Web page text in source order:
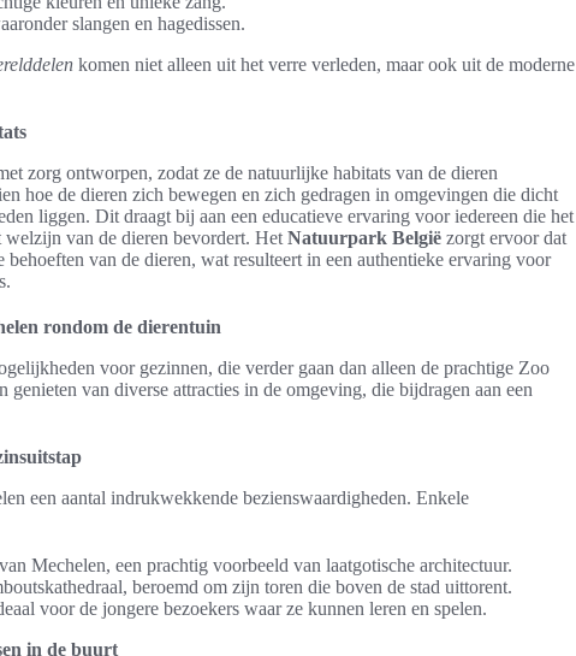
slangen en hagedissen.
komen niet alleen uit het verre verleden, maar ook uit de moderne
zorg ontworpen, zodat ze de natuurlijke habitats van de dieren
hoe de dieren zich bewegen en zich gedragen in omgevingen die dicht
liggen. Dit draagt bij aan een educatieve ervaring voor iedereen die het
van de dieren bevordert. Het Natuurpark België zorgt ervoor dat
van de dieren, wat resulteert in een authentieke ervaring voor
rondom de dierentuin
voor gezinnen, die verder gaan dan alleen de prachtige Zoo
genieten van diverse attracties in de omgeving, die bijdragen aan een
een aantal indrukwekkende bezienswaardigheden. Enkele
Mechelen, een prachtig voorbeeld van laatgotische architectuur.
beroemd om zijn toren die boven de stad uittorent.
voor de jongere bezoekers waar ze kunnen leren en spelen.
in de buurt